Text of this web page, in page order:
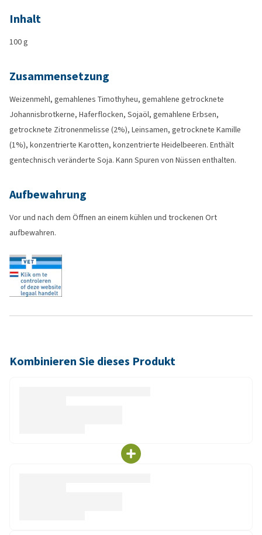
Inhalt
100 g
Zusammensetzung
Weizenmehl, gemahlenes Timothyheu, gemahlene getrocknete
Johannisbrotkerne, Haferflocken, Sojaöl, gemahlene Erbsen,
getrocknete Zitronenmelisse (2%), Leinsamen, getrocknete Kamille
(1%), konzentrierte Karotten, konzentrierte Heidelbeeren. Enthält
gentechnisch veränderte Soja. Kann Spuren von Nüssen enthalten.
Aufbewahrung
Vor und nach dem Öffnen an einem kühlen und trockenen Ort
aufbewahren.
Kombinieren Sie dieses Produkt